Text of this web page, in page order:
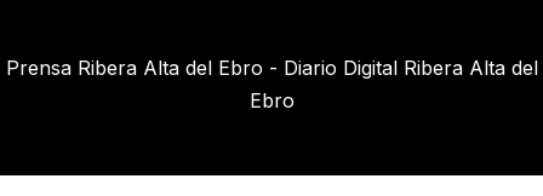
Prensa Ribera Alta del Ebro - Diario Digital Ribera Alta del
Ebro